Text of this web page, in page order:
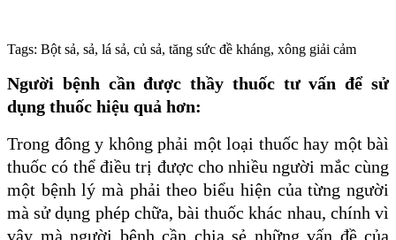
Tags: Bột sả, sả, lá sả, củ sả, tăng sức đề kháng, xông giải cảm
Người bệnh cần được thầy thuốc tư vấn để sử
dụng thuốc hiệu quả hơn:
Trong đông y không phải một loại thuốc hay một bàì
thuốc có thể điều trị được cho nhiều người mắc cùng
một bệnh lý mà phải theo biểu hiện của từng người
mà sử dụng phép chữa, bài thuốc khác nhau, chính vì
vậy mà người bệnh cần chia sẻ những vấn đề của